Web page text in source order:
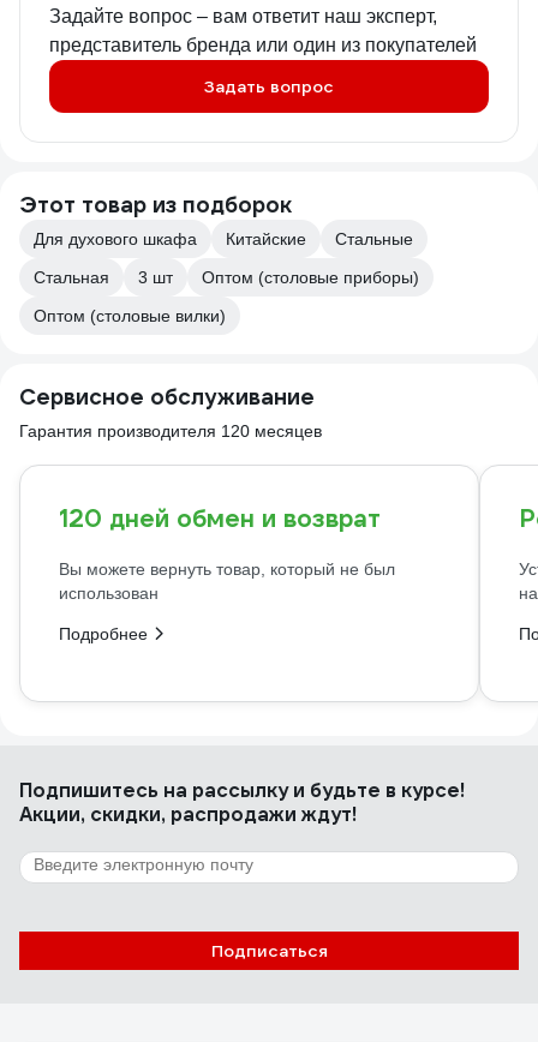
Задайте вопрос – вам ответит наш эксперт,
представитель бренда или один из покупателей
Задать вопрос
Этот товар из подборок
Для духового шкафа Китайские
Стальные
Стальная
3 шт
Оптом (столовые приборы)
Оптом (столовые вилки)
Сервисное обслуживание
Гарантия производителя 120 месяцев
120 дней обмен и возврат
Вы можете вернуть товар, который не был
использован
Подробнее
Подпишитесь на рассылкуи будьте в курсе!
Акции, скидки, распродажи ждут!
Подписаться